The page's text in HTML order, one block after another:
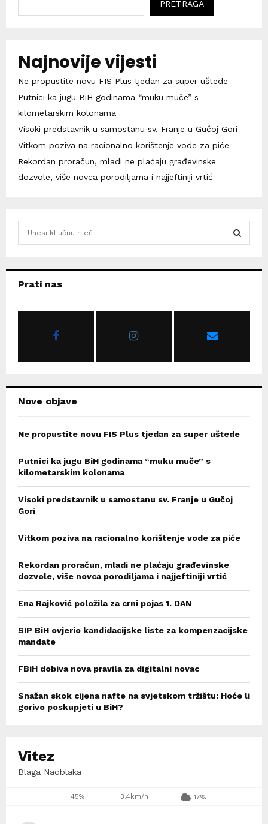
PRETRAGA
Najnovije vijesti
Ne propustite novu FIS Plus tjedan za super uštede
Putnici ka jugu BiH godinama “muku muče” s
kilometarskim kolonama
Visoki predstavnik u samostanu sv. Franje u Gučoj Gori
Vitkom poziva na racionalno korištenje vode za piće
Rekordan proračun, mladi ne plaćaju građevinske
dozvole, više novca porodiljama i najjeftiniji vrtić
hPrati nas
Nove objave
Ne propustite novu FIS Plus tjedan za super uštede
Putnici ka jugu BiH godinama “muku muče” s
kilometarskim kolonama
Visoki predstavnik u samostanu sv. Franje u Gučoj
Gori
Vitkom poziva na racionalno korištenje vode za piće
Rekordan proračun, mladi ne plaćaju građevinske
dozvole, više novca porodiljama i najjeftiniji vrtić
Ena Rajković položila za crni pojas 1. DAN
SIP BiH ovjerio kandidacijske liste za kompenzacijske
mandate
FBiH dobiva nova pravila za digitalni novac
Snažan skok cijena nafte na svjetskom tržištu: Hoće li
gorivo poskupjeti u BiH?
Vitez
Blaga Naoblaka
45% 3.4km/h 17%